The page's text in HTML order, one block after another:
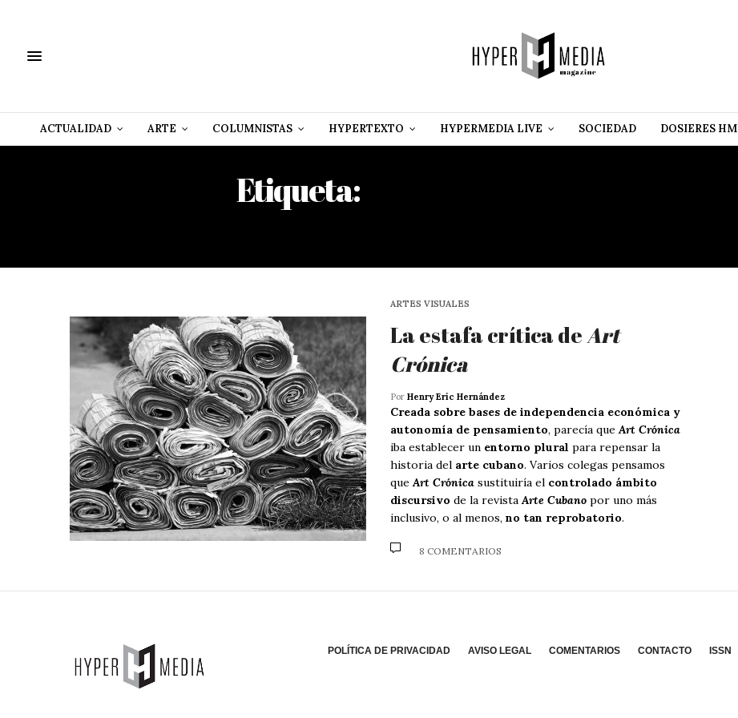
ACTUALIDAD ARTE COLUMNISTAS HYPERTEXTO HYPERMEDIA LIVE SOCIEDAD DOSIERES HM
Etiqueta:
ARTES VISUALES
La estafa crítica deArt
Crónica
Por Henry Eric Hernández
Creada sobre bases de independencia económica y
autonomía de pensamiento, parecía queArt Crónica
iba establecer un entorno plural para repensar la
historia del arte cubano. Varios colegas pensamos
queArt Crónica sustituiría el controlado ámbito
discursivo de la revistaArte Cubano por uno más
inclusivo, o al menos, no tan reprobatorio.
8 COMENTARIOS
POLÍTICA DE PRIVACIDAD AVISO LEGAL COMENTARIOS CONTACTO ISSN